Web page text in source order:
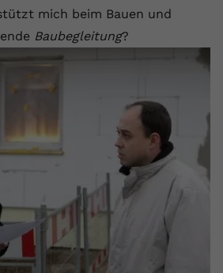
mich beim Bauen und
Baubegleitung?